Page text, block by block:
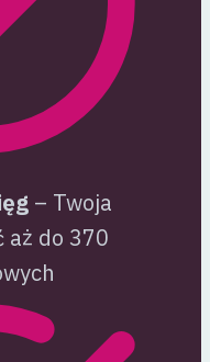
– Twoja
do 370